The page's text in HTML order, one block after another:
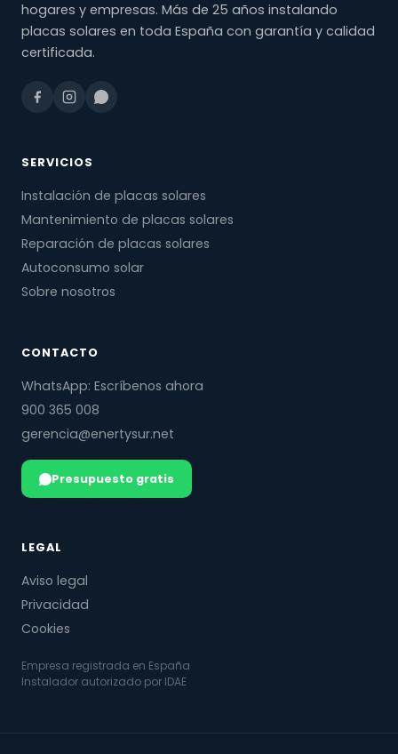
hogares y empresas. Más de 25 años instalando
placas solares en toda España con garantía y calidad
certificada.
SERVICIOS
Instalación de placas solares
Mantenimiento de placas solares
Reparación de placas solares
Autoconsumo solar
Sobre nosotros
CONTACTO
WhatsApp: Escríbenos ahora
900 365 008
gerencia@enertysur.net
Presupuesto gratis
LEGAL
Aviso legal
Privacidad
Cookies
Empresa registrada en España
Instalador autorizado por IDAE